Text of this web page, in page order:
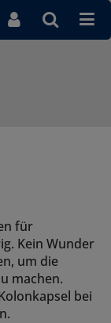
für
Kein Wunder
um die
machen.
bei